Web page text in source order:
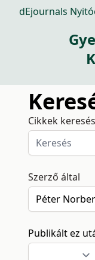
dEjournals
Cikkek
Szerző által
Publikált ez